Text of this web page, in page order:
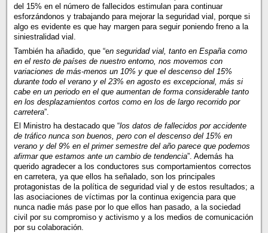
del 15% en el número de fallecidos estimulan para continuar
esforzándonos y trabajando para mejorar la seguridad vial, porque si
algo es evidente es que hay margen para seguir poniendo freno a la
siniestralidad vial.
También ha añadido, que “en seguridad vial, tanto en España como
en el resto de países de nuestro entorno, nos movemos con
variaciones de más-menos un 10% y que el descenso del 15%
durante todo el verano y el 23% en agosto es excepcional, más si
cabe en un periodo en el que aumentan de forma considerable tanto
en los desplazamientos cortos como en los de largo recorrido por
carretera”.
El Ministro ha destacado que “los datos de fallecidos por accidente
de tráfico nunca son buenos, pero con el descenso del 15% en
verano y del 9% en el primer semestre del año parece que podemos
afirmar que estamos ante un cambio de tendencia”. Además ha
querido agradecer a los conductores sus comportamientos correctos
en carretera, ya que ellos ha señalado, son los principales
protagonistas de la política de seguridad vial y de estos resultados; a
las asociaciones de víctimas por la continua exigencia para que
nunca nadie más pase por lo que ellos han pasado, a la sociedad
civil por su compromiso y activismo y a los medios de comunicación
por su colaboración.